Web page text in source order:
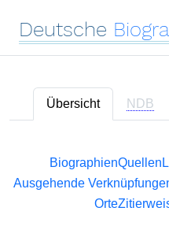
Deutsche
Übersicht NDB
BiographienQuellen
Ausgehende
Orte